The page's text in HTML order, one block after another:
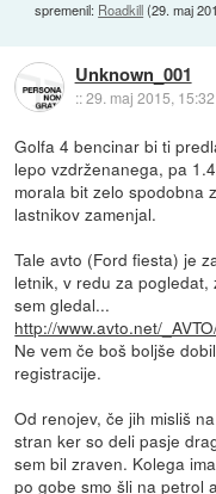
spremenil: Roadkill(29. maj
Unknown_001
::29. maj 2015, 15:32
Golfa 4 bencinar bi ti
lepo vzdrženanega, pa
morala bit zelo spodobna
lastnikov zamenjal.
Tale avto (Ford fiesta) je
letnik, v redu za
sem gledal...
http://www.avto.net/
Ne vem če boš boljše
registracije.
Od renojev, če jih misliš
stran ker so deli pasje
sem bil zraven. Kolega
po gobe smo šli na petrol